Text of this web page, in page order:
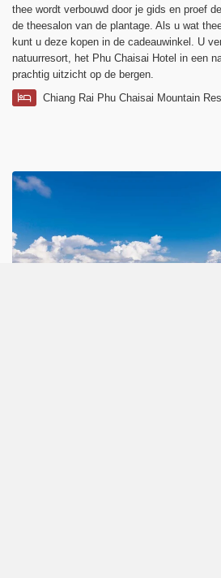
thee wordt verbouwd door je gids en proef
de theesalon van de plantage. Als u wat
kunt u deze kopen in de cadeauwinkel. U
natuurresort, het Phu Chaisai Hotel in een
prachtig uitzicht op de bergen.
Chiang Rai Phu Chaisai Mountain